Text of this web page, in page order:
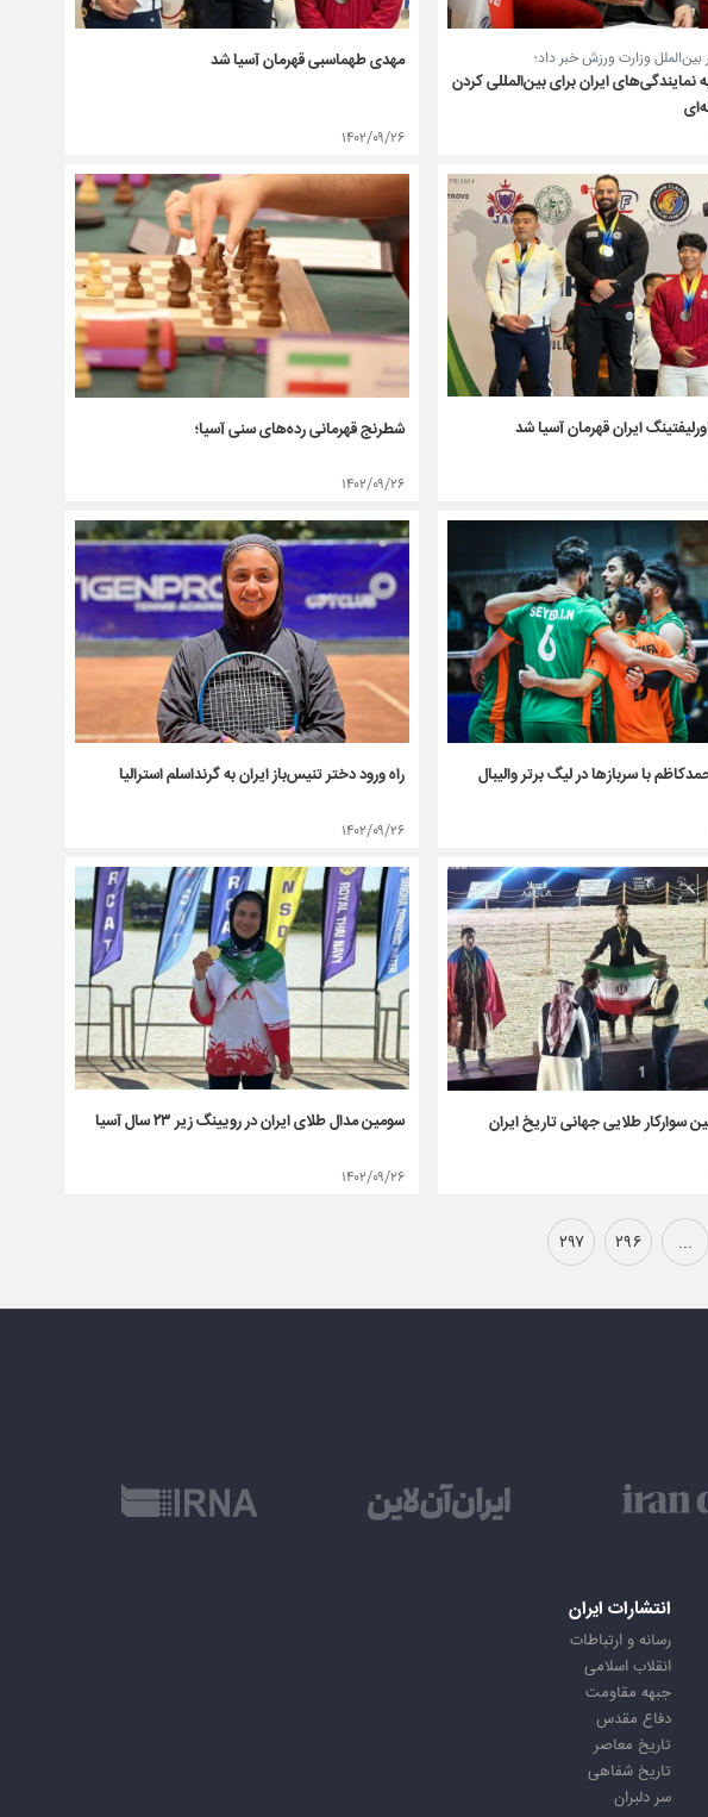
بین‌الملل وزارت ورزش خبر داد؛
نمایندگی‌های ایران برای بین‌المللی کردن
مهدی طهماسبی قهرمان آسیا شد
۱۴۰۲/۰۹/۲۶
ایران قهرمان آسیا شد شطرنج قهرمانی رده‌های سنی آسیا؛
۱۴۰۲/۰۹/۲۶
با سربازها در لیگ برتر والیبال راه ورود دختر تنیس‌باز ایران به گرنداسلم استرالیا
۱۴۰۲/۰۹/۲۶
سوارکار طلایی جهانی تاریخ ایران سومین مدال طلای ایران در رویینگ زیر ۲۳ سال آسیا
۱۴۰۲/۰۹/۲۶
... ۲۹۶ ۲۹۷
انتشارات ایران
رسانه و ارتباطات
انقلاب اسلامی
جبهه مقاومت
دفاع مقدس
تاریخ معاصر
تاریخ شفاهی
سر دلبران